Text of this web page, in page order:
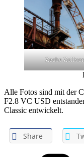
Zeche
Alle Fotos sind mit der
F2.8 VC USD
Classic entwickelt.
Share